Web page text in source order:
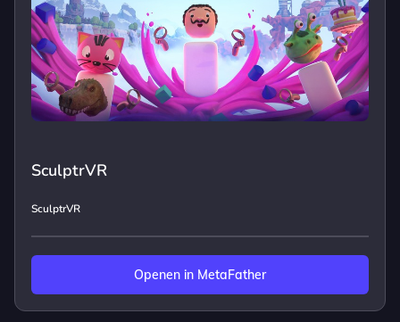
SculptrVR
SculptrVR
Openen in MetaFather